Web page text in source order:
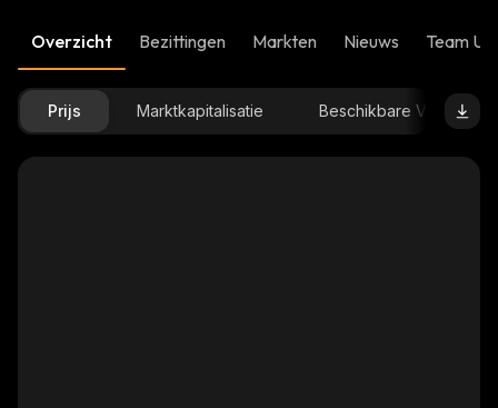
Overzicht Bezittingen Markten Nieuws Team
Prijs Marktkapitalisatie Beschikbare Voorraad